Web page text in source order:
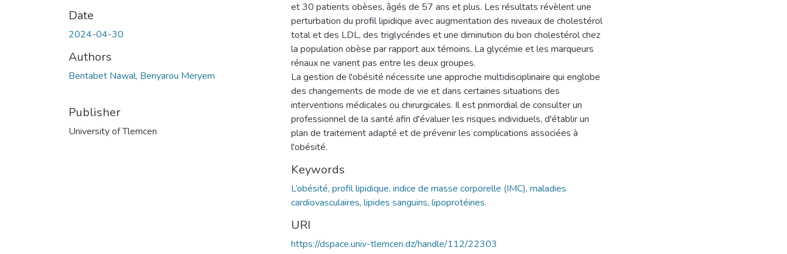
Date
2024-04-30
Authors
Bentabet Nawal, Benyarou Meryem
Publisher
University of Tlemcen
et 30 patients obèses, âgés de 57 ans et plus. Les résultats révèlent une
perturbation du profil lipidique avec augmentation des niveaux de cholestérol
total et des LDL, des triglycérides et une diminution du bon cholestérol chez
la population obèse par rapport aux témoins. La glycémie et les marqueurs
rénaux ne varient pas entre les deux groupes.
La gestion de l'obésité nécessite une approche multidisciplinaire qui englobe
des changements de mode de vie et dans certaines situations des
interventions médicales ou chirurgicales. Il est primordial de consulter un
professionnel de la santé afin d'évaluer les risques individuels, d'établir un
plan de traitement adapté et de prévenir les complications associées à
l'obésité.
Keywords
L’obésité, profil lipidique, indice de masse corporelle (IMC), maladies
cardiovasculaires, lipides sanguins, lipoprotéines.
URI
https://dspace.univ-tlemcen.dz/handle/112/22303